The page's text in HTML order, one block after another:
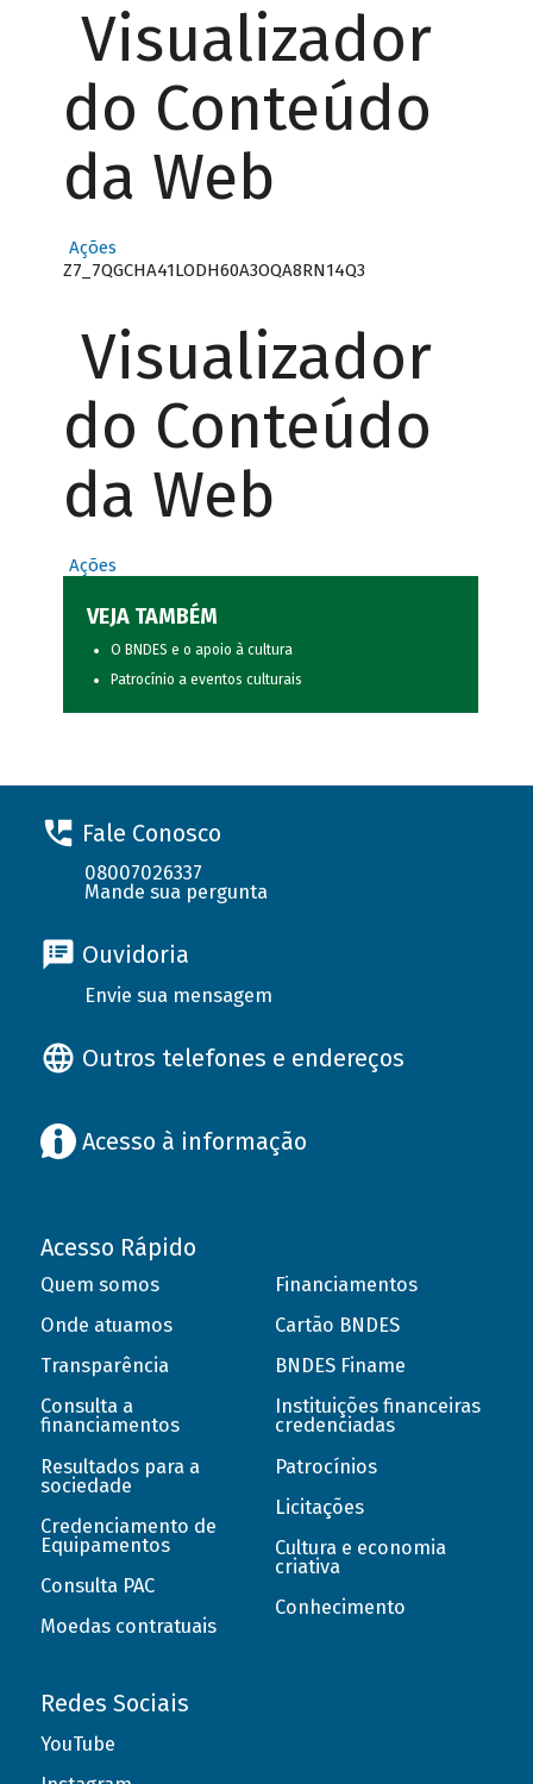
Visualizador
do Conteúdo
da Web
Ações
Z7_7QGCHA41LODH60A3OQA8RN14Q3
Visualizador
do Conteúdo
da Web
Ações
VEJA TAMBÉM
O BNDES e o apoio à cultura
Patrocínio a eventos culturais
Fale Conosco
08007026337
Mande sua pergunta
Ouvidoria
Envie sua mensagem
Outros telefones e endereços
Acesso à informação
Acesso Rápido
Quem somos
Onde atuamos
Transparência
Consulta a
financiamentos
Resultados para a
sociedade
Credenciamento de
Equipamentos
Consulta PAC
Moedas contratuais
Financiamentos
Cartão BNDES
BNDES Finame
Instituições financeiras
credenciadas
Patrocínios
Licitações
Cultura e economia
criativa
Conhecimento
Redes Sociais
YouTube